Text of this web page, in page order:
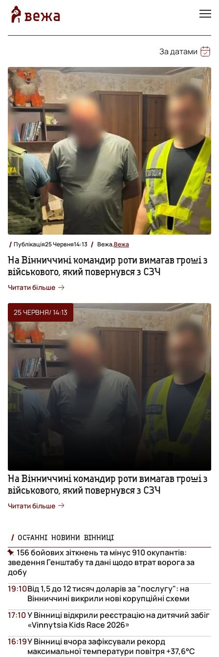
За датами
Публікація25 Червня14:13 Вежа,Вежа
На Вінниччині командир роти вимагав гроші з
військового, який повернувся з СЗЧ
Читати більше
25 ЧЕРВНЯ/ 14:13
На Вінниччині командир роти вимагав гроші з
військового, який повернувся з СЗЧ
Читати більше
ОСТАННІ НОВИНИ ВІННИЦІ
156 бойових зіткнень та мінус 910 окупантів:
зведення Генштабу та дані щодо втрат ворога за
добу
Від 1,5 до 12 тисяч доларів за "послугу": на
Вінниччині викрили нові корупційні схеми
19:10
У Вінниці відкрили реєстрацію на дитячий забіг
«Vinnytsia Kids Race 2026»
17:10
У Вінниці вчора зафіксували рекорд
максимальної температури повітря +37,6°С
16:19